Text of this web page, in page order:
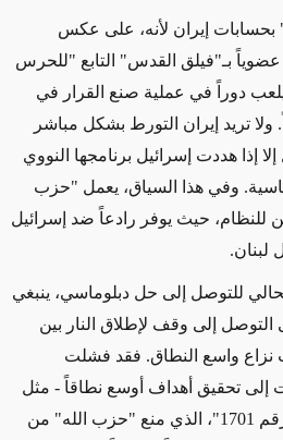
إيران لأنه، على عكس
عضوياً بـ"فيلق القدس" التابع "للحرس
دوراً في عملية صنع القرار في
ولا تريد إيران التورط بشكل مباشر
إذا هددت إسرائيل برنامجها النووي
وفي هذا السياق، يعمل "حزب
للنظام، حيث يوفر رادعاً ضد إسرائيل
لبنان.
للتوصل إلى حل دبلوماسي، ينبغي
إلى وقف لإطلاق النار بين
نزاع واسع النطاق. فقد فشلت
إلى تحقيق أهداف أوسع نطاقاً - مثل
"قرار مجلس الأمن الدولي رقم 1701"، الذي منع "حزب الله" من